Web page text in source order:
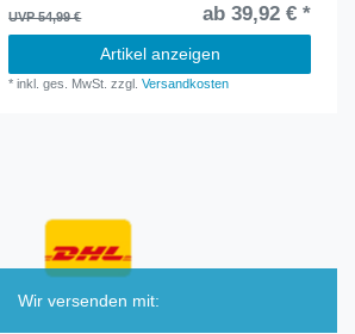
UVP 54,99 € ab 39,92 € *
Artikel anzeigen
*inkl. ges. MwSt. zzgl.Versandkosten
Wir versenden mit: